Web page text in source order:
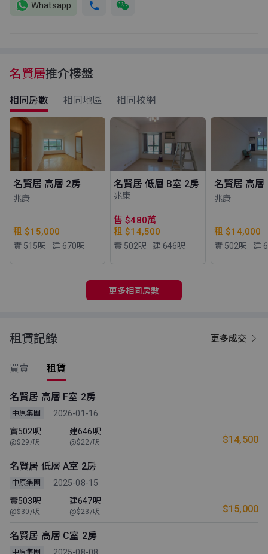
Whatsapp
名賢居推介樓盤
相同房數 相同地區 相同校網
名賢居 高層 2房
兆康
租 $15,000
實 515呎 建 670呎
名賢居 低層 B室 2房
兆康
售 $480萬
租 $14,500
實 502呎 建 646呎
名賢居 高層
兆康
租 $14,000
實 502呎 建
更多相同房數
租賃記錄 更多成交
買賣 租賃
名賢居 高層 F室 2房
中原集團
2026-01-16
實502呎
@$29/呎
建646呎
@$22/呎 $14,500
名賢居 低層 A室 2房
中原集團
2025-08-15
實503呎
@$30/呎
建647呎
@$23/呎 $15,000
名賢居 高層 C室 2房